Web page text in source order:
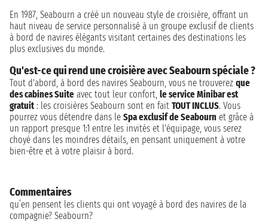
En 1987, Seabourn a créé un nouveau style de croisière, offrant un
haut niveau de service personnalisé à un groupe exclusif de clients
à bord de navires élégants visitant certaines des destinations les
plus exclusives du monde.
Qu'est-ce qui rend une croisière avec Seabourn spéciale ?
Tout d'abord, à bord des navires Seabourn, vous ne trouverez que
des cabines Suite avec tout leur confort, le service Minibar est
gratuit: les croisières Seabourn sont en fait TOUT INCLUS. Vous
pourrez vous détendre dans le Spa exclusif de Seabourn et grâce à
un rapport presque 1:1 entre les invités et l'équipage, vous serez
choyé dans les moindres détails, en pensant uniquement à votre
bien-être et à votre plaisir à bord.
Commentaires
qu’en pensent les clients qui ont voyagé à bord des navires de la
compagnie? Seabourn?